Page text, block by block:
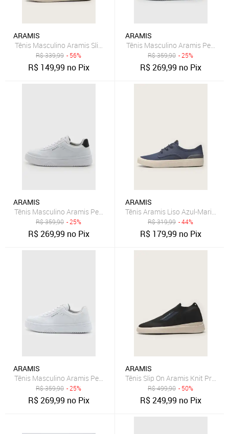
ARAMIS
Tênis Masculino Aramis Slip-On Azul Marinho
R$339,99 - 56%
R$ 149,99 no Pix
ARAMIS
Tênis Masculino Aramis Peak
R$359,90 - 25%
R$269,99 no Pix
ARAMIS
Tênis Masculino Aramis Peak Road Branco
R$359,90 - 25%
R$269,99 no Pix
ARAMIS
Tênis Aramis Liso Azul-Marinho
R$319,99 - 44%
R$ 179,99 no Pix
ARAMIS
Tênis Masculino Aramis Peak Road Branco
R$359,90 - 25%
R$269,99 no Pix
ARAMIS
Tênis Slip On Aramis Knit Preto
R$499,90 - 50%
R$249,99 no Pix